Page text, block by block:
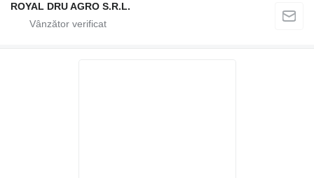
ROYAL DRU AGRO S.R.L.